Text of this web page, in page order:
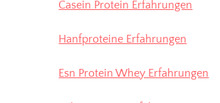
Casein Protein Erfahrungen
Hanfproteine Erfahrungen
Esn Protein Whey Erfahrungen